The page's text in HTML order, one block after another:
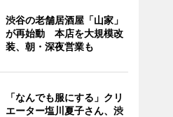
渋谷の老舗居酒屋「山家」
が再始動 本店を大規模改
装、朝・深夜営業も
「なんでも服にする」クリ
エーター塩川夏子さん、渋